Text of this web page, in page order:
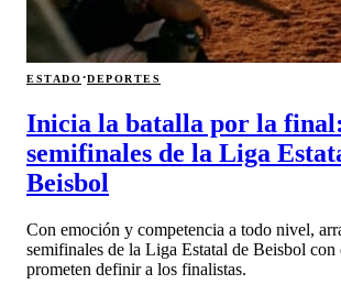
ESTADO·DEPORTES
Inicia la batalla por la final:
semifinales de la Liga
Beisbol
Con emoción y competencia a todo nivel,
semifinales de la Liga Estatal de Beisbol con
prometen definir a los finalistas.